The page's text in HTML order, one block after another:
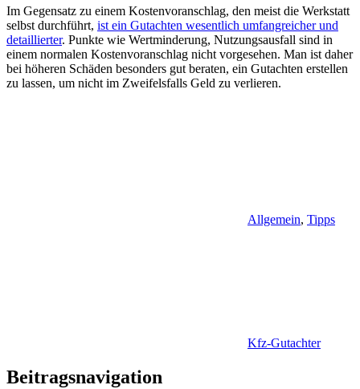
Im Gegensatz zu einem Kostenvoranschlag, den meist die Werkstatt
selbst durchführt, ist ein Gutachten wesentlich umfangreicher und
detaillierter. Punkte wie Wertminderung, Nutzungsausfall sind in
einem normalen Kostenvoranschlag nicht vorgesehen. Man ist daher
bei höheren Schäden besonders gut beraten, ein Gutachten erstellen
zu lassen, um nicht im Zweifelsfalls Geld zu verlieren.
Allgemein, Tipps
Kfz-Gutachter
Beitragsnavigation